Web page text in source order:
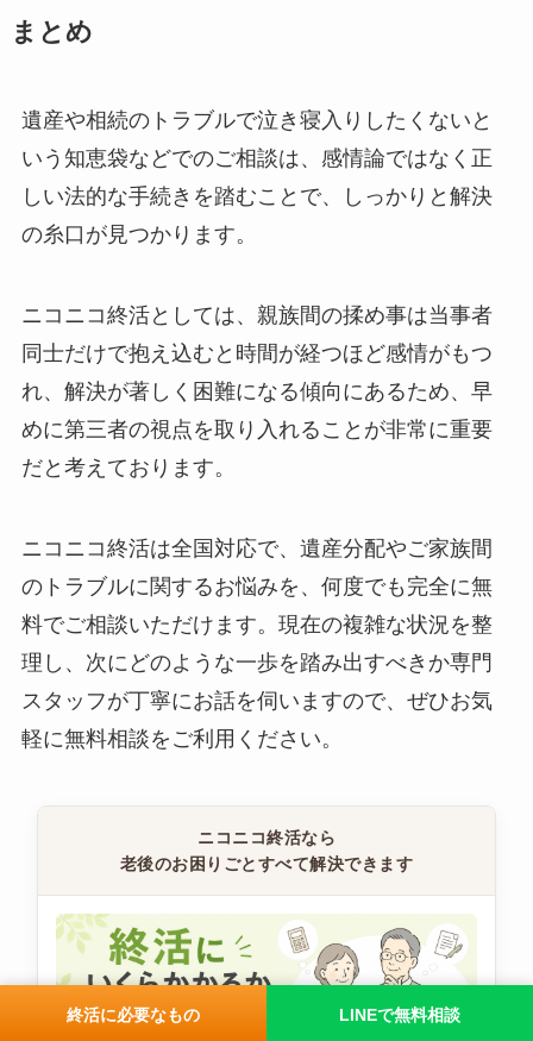
終活に必要なもの LINEで無料相談
まとめ
遺産や相続のトラブルで泣き寝入りしたくないと
いう知恵袋などでのご相談は、感情論ではなく正
しい法的な手続きを踏むことで、しっかりと解決
の糸口が見つかります。
ニコニコ終活としては、親族間の揉め事は当事者
同士だけで抱え込むと時間が経つほど感情がもつ
れ、解決が著しく困難になる傾向にあるため、早
めに第三者の視点を取り入れることが非常に重要
だと考えております。
ニコニコ終活は全国対応で、遺産分配やご家族間
のトラブルに関するお悩みを、何度でも完全に無
料でご相談いただけます。現在の複雑な状況を整
理し、次にどのような一歩を踏み出すべきか専門
スタッフが丁寧にお話を伺いますので、ぜひお気
軽に無料相談をご利用ください。
ニコニコ終活なら
老後のお困りごとすべて解決できます